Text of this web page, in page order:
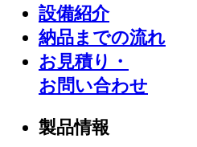
設備紹介
納品までの流れ
お見積り・
お問い合わせ
製品情報